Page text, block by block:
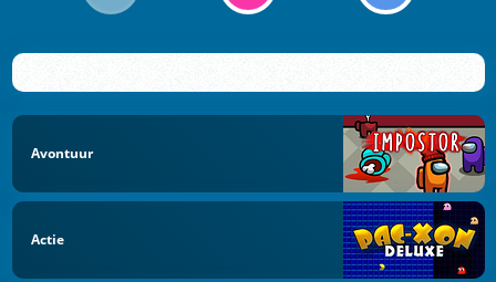
Avontuur
Actie